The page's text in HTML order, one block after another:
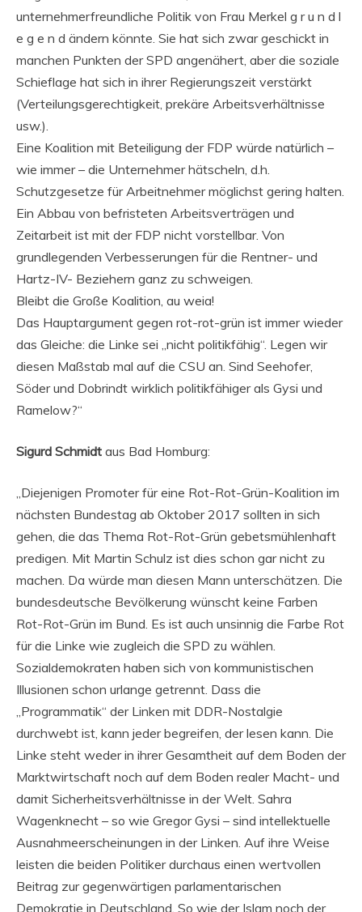
unternehmerfreundliche Politik von Frau Merkel g r u n d l
e g e n d ändern könnte. Sie hat sich zwar geschickt in
manchen Punkten der SPD angenähert, aber die soziale
Schieflage hat sich in ihrer Regierungszeit verstärkt
(Verteilungsgerechtigkeit, prekäre Arbeitsverhältnisse
usw.).
Eine Koalition mit Beteiligung der FDP würde natürlich –
wie immer – die Unternehmer hätscheln, d.h.
Schutzgesetze für Arbeitnehmer möglichst gering halten.
Ein Abbau von befristeten Arbeitsverträgen und
Zeitarbeit ist mit der FDP nicht vorstellbar. Von
grundlegenden Verbesserungen für die Rentner- und
Hartz-IV- Beziehern ganz zu schweigen.
Bleibt die Große Koalition, au weia!
Das Hauptargument gegen rot-rot-grün ist immer wieder
das Gleiche: die Linke sei „nicht politikfähig“. Legen wir
diesen Maßstab mal auf die CSU an. Sind Seehofer,
Söder und Dobrindt wirklich politikfähiger als Gysi und
Ramelow?“
Sigurd Schmidt aus Bad Homburg:
„Diejenigen Promoter für eine Rot-Rot-Grün-Koalition im
nächsten Bundestag ab Oktober 2017 sollten in sich
gehen, die das Thema Rot-Rot-Grün gebetsmühlenhaft
predigen. Mit Martin Schulz ist dies schon gar nicht zu
machen. Da würde man diesen Mann unterschätzen. Die
bundesdeutsche Bevölkerung wünscht keine Farben
Rot-Rot-Grün im Bund. Es ist auch unsinnig die Farbe Rot
für die Linke wie zugleich die SPD zu wählen.
Sozialdemokraten haben sich von kommunistischen
Illusionen schon urlange getrennt. Dass die
„Programmatik“ der Linken mit DDR-Nostalgie
durchwebt ist, kann jeder begreifen, der lesen kann. Die
Linke steht weder in ihrer Gesamtheit auf dem Boden der
Marktwirtschaft noch auf dem Boden realer Macht- und
damit Sicherheitsverhältnisse in der Welt. Sahra
Wagenknecht – so wie Gregor Gysi – sind intellektuelle
Ausnahmeerscheinungen in der Linken. Auf ihre Weise
leisten die beiden Politiker durchaus einen wertvollen
Beitrag zur gegenwärtigen parlamentarischen
Demokratie in Deutschland. So wie der Islam noch der